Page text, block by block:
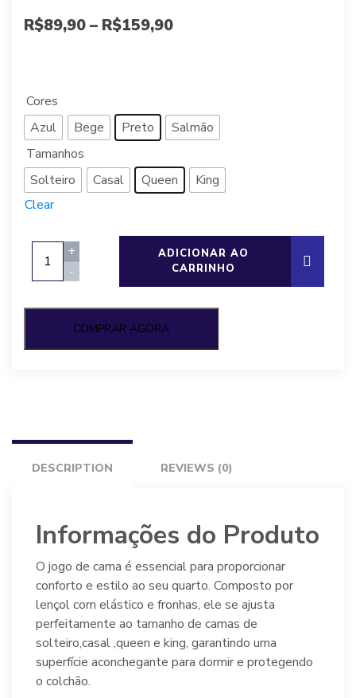
R$89,90– R$159,90
Cores
Azul
Bege Preto
Salmão
Tamanhos
Solteiro
Casal Queen
King
Clear
simples
acetinado,
+
-
ADICIONAR AO
CARRINHO
COMPRAR AGORA
DESCRIPTION REVIEWS (0)
Informações do Produto
O jogo de cama é essencial para proporcionar
conforto e estilo ao seu quarto. Composto por
lençol com elástico e fronhas, ele se ajusta
perfeitamente ao tamanho de camas de
solteiro,casal ,queen e king, garantindo uma
superfície aconchegante para dormir e protegendo
o colchão.